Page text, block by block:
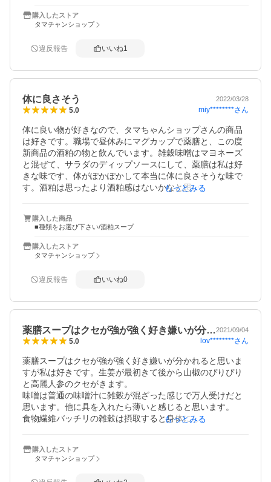
購入したストア
タマチャンショップ
違反報告 いいね1
体に良さそう 2022/03/28
5.0 miy********さん
体に良い物が好きなので、タマちゃんショップさんの商品
は好きです。職場で昼休みにマグカップで薬膳と、この度
新商品の酒粕の物と飲んでいます。雑穀味噌はマヨネーズ
と混ぜて、サラダのディップソースにして、薬膳は私は好
きな味です、体がぽかぽかして本当に体に良さそうな味で
す。酒粕は思ったより酒粕感はないかなと思います。飲み
もっとみる
購入した商品
■種類をお選び下さい/酒粕スープ
購入したストア
タマチャンショップ
違反報告 いいね0
薬膳スープはクセが強が強く好き嫌いが分…2021/09/04
5.0 lov********さん
薬膳スープはクセが強が強く好き嫌いが分かれると思いま
すが私は好きです。生姜が最初きて後から山椒のぴりぴり
と高麗人参のクセがきます。
味噌は普通の味噌汁に雑穀が混ざった感じで万人受けだと
思います。他に具を入れたら薄いと感じると思います。
食物繊維バッチリの雑穀は摂取すると身体にしみるという
もっとみる
購入したストア
タマチャンショップ